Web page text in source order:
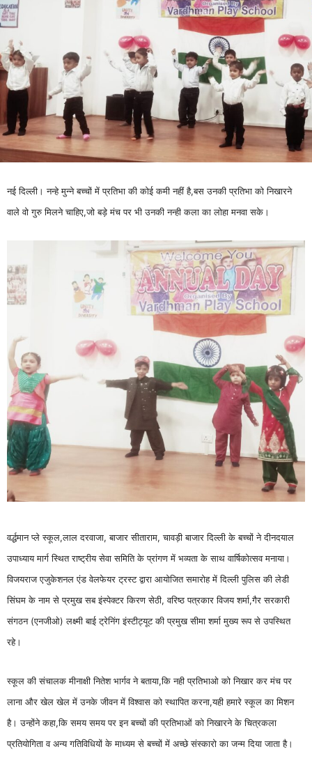
नई दिल्ली। नन्हे मुन्ने बच्चों में प्रतिभा की कोई कमी नहीं है,बस उनकी प्रतिभा को निखारने
वाले वो गुरु मिलने चाहिए,जो बड़े मंच पर भी उनकी नन्ही कला का लोहा मनवा सके।
वर्द्धमान प्ले स्कूल,लाल दरवाजा, बाजार सीताराम, चावड़ी बाजार दिल्ली के बच्चों ने दीनदयाल
उपाध्याय मार्ग स्थित राष्ट्रीय सेवा समिति के प्रांगण में भव्यता के साथ वार्षिकोत्सव मनाया।
विजयराज एजुकेशनल एंड वेलफेयर ट्रस्ट द्वारा आयोजित समारोह में दिल्ली पुलिस की लेडी
सिंघम के नाम से प्रमुख सब इंस्पेक्टर किरण सेठी, वरिष्ठ पत्रकार विजय शर्मा,गैर सरकारी
संगठन (एनजीओ) लक्ष्मी बाई ट्रेनिंग इंस्टीट्यूट की प्रमुख सीमा शर्मा मुख्य रूप से उपस्थित
रहे।
स्कूल की संचालक मीनाक्षी नितेश भार्गव ने बताया,कि नही प्रतिभाओ को निखार कर मंच पर
लाना और खेल खेल में उनके जीवन में विश्वास को स्थापित करना,यही हमारे स्कूल का मिशन
है। उन्होंने कहा,कि समय समय पर इन बच्चों की प्रतिभाओं को निखारने के चित्रकला
प्रतियोगिता व अन्य गतिविधियों के माध्यम से बच्चों में अच्छे संस्कारो का जन्म दिया जाता है।